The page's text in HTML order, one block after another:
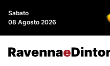
Sabato
08 Agosto 2026